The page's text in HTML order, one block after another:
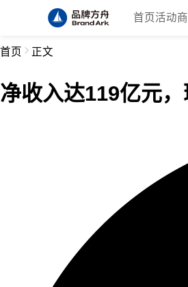
首页 活动
首页 正文
净收入达119亿元